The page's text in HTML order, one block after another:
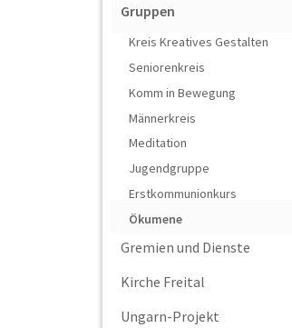
Gruppen
Kreis Kreatives Gestalten
Seniorenkreis
Komm in Bewegung
Männerkreis
Meditation
Jugendgruppe
Erstkommunionkurs
Ökumene
Gremien und Dienste
Kirche Freital
Ungarn-Projekt